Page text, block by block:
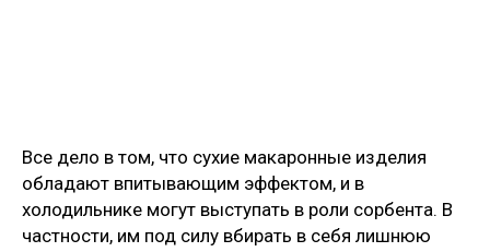
Все дело в том, что сухие макаронные изделия
обладают впитывающим эффектом, и в
холодильнике могут выступать в роли сорбента. В
частности, им под силу вбирать в себя лишнюю